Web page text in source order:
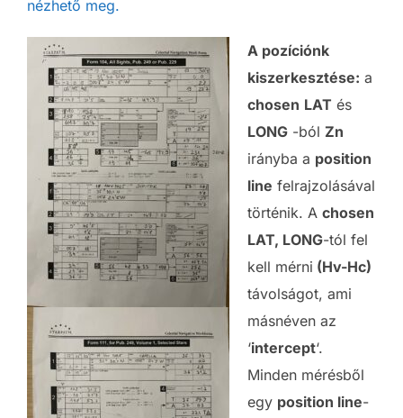
nézhető meg.
A pozíciónk
kiszerkesztése: a
chosen LAT és
LONG -ból Zn
irányba a position
line felrajzolásával
történik. A chosen
LAT, LONG-tól fel
kell mérni (Hv-Hc)
távolságot, ami
másnéven az
‘intercept‘.
Minden mérésből
egy position line-